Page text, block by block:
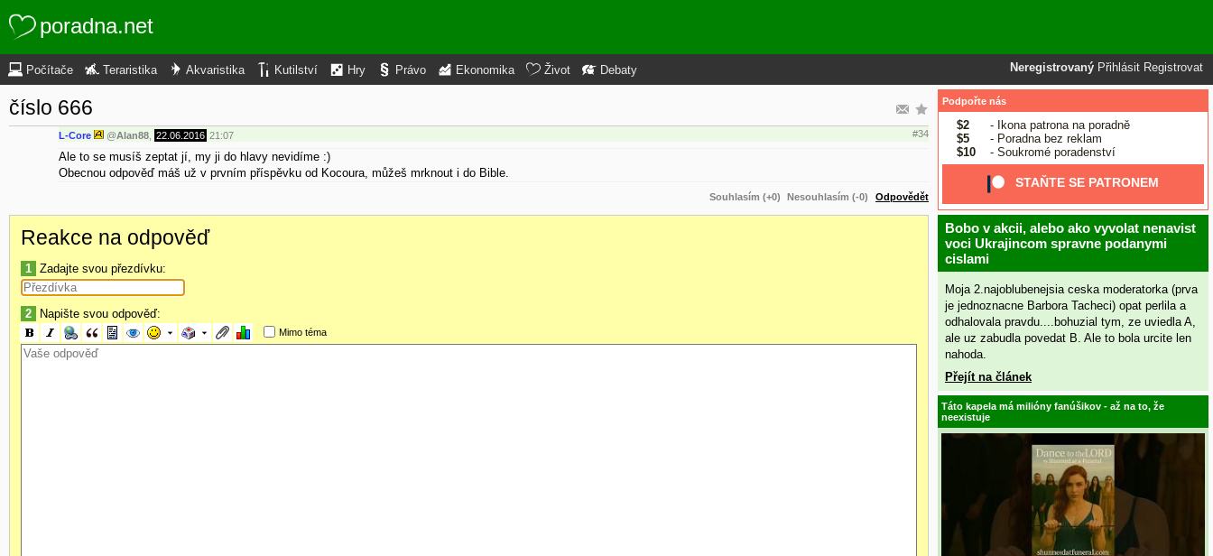
poradna.net
Neregistrovaný Přihlásit Registrovat
Počítače Teraristika Akvaristika Kutilství Hry Právo Ekonomika Život Debaty
číslo 666
L-Core @Alan88 22.06.2016 21:07 #34
Ale to se musíš zeptat jí, my ji do hlavy nevidíme :)
Obecnou odpověď máš už v prvním příspěvku od Kocoura, můžeš mrknout i do Bible.
Souhlasím (+0) Nesouhlasím (-0) Odpovědět
Reakce na odpověď
1 Zadajte svou přezdívku:
2 Napište svou odpověď:
Mimo téma
Podpořte nás
$2
- Ikona patrona na poradně
$5
- Poradna bez reklam
$10
- Soukromé poradenství
STAŇTE SE PATRONEM
Bobo v akcii, alebo ako vyvolat nenavist
voci Ukrajincom spravne podanymi
cislami
Moja 2.najoblubenejsia ceska moderatorka (prva
je jednoznacne Barbora Tacheci) opat perlila a
odhalovala pravdu....bohuzial tym, ze uviedla A,
ale uz zabudla povedat B. Ale to bola urcite len
nahoda.
Přejít na článek
Táto kapela má milióny fanúšikov - až na to, že
neexistuje